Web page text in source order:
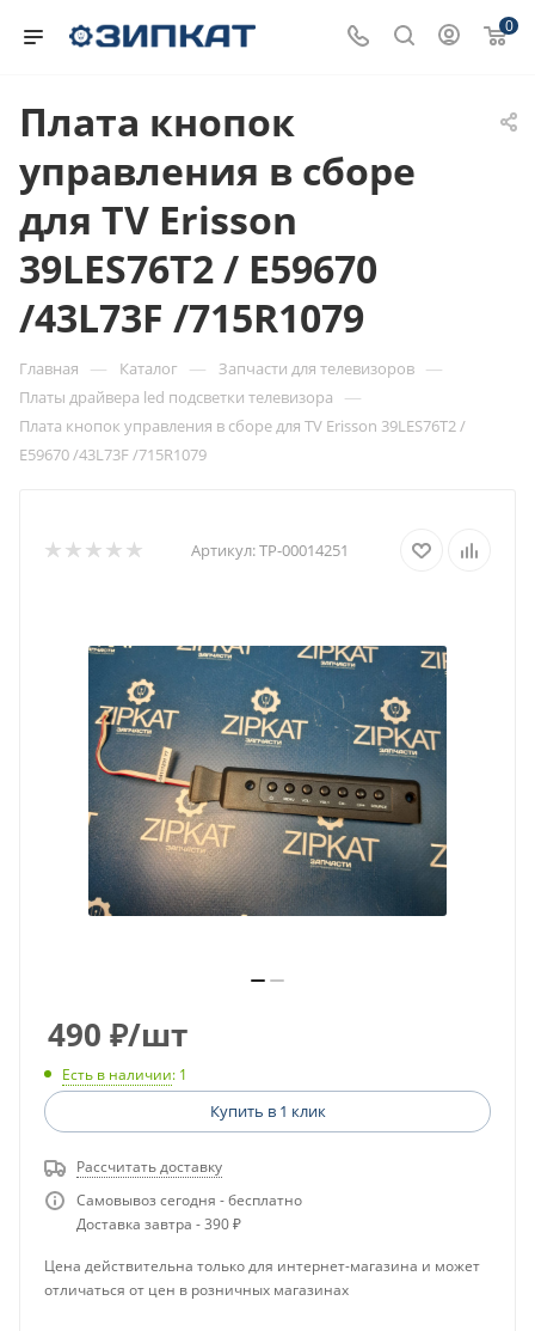
0
Плата кнопок
управления в сборе
для TV Erisson
39LES76T2 / E59670
/43L73F /715R1079
Главная — Каталог — Запчасти для телевизоров —
Платы драйвера led подсветки телевизора —
Плата кнопок управления в сборе для TV Erisson 39LES76T2 /
E59670 /43L73F /715R1079
Артикул:ТР-00014251
490 ₽/шт
Есть в наличии: 1
Купить в 1 клик
Рассчитать доставку
Самовывоз сегодня - бесплатно
Доставка завтра - 390 ₽
Цена действительна только для интернет-магазина и может
отличаться от цен в розничных магазинах